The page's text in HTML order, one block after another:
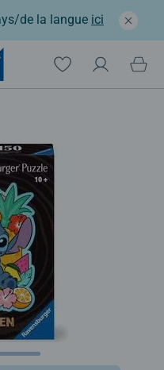
de la langue ici